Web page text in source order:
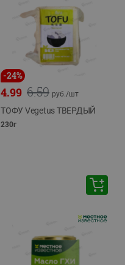
-24%
6.59
4.99 руб./шт
ТОФУ Vegetus ТВЕРДЫЙ
230г